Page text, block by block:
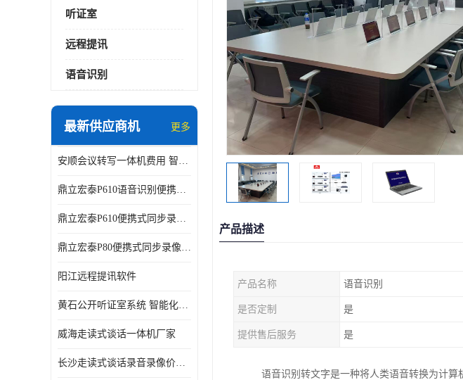
听证室
远程提讯
语音识别
最新供应商机 更多
安顺会议转写一体机费用 智能化水平
鼎立宏泰P610语音识别便携式同步录像设备支持双光驱加硬盘同步实时刻录哈希值加密画面合成远程指挥电子笔录温湿度音视频采集视频显示等功能于一体的移动办案终端
鼎立宏泰P610便携式同步录像设备支持双光驱加硬盘同步实时刻录哈希值加密画面合成远程指挥电子笔录温湿度音视频采集视频显示等功能于一体的移动办案终端
鼎立宏泰P80便携式同步录像设备支持双光驱加硬盘同步实时刻录哈希值加密画面合成远程指挥电子笔录温湿度音视频采集视频显示等功能于一体的移动办案终端
阳江远程提讯软件
黄石公开听证室系统 智能化水平
威海走读式谈话一体机厂家
长沙走读式谈话录音录像价格 高清录屏模式
产品描述
产品名称 语音识别
是否定制 是
提供售后服务 是
语音识别转文字是一种将人类语音转换为计